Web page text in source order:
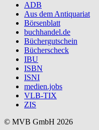
ADB
Aus dem Antiquariat
Börsenblatt
buchhandel.de
Büchergutschein
Bücherscheck
IBU
ISBN
ISNI
medien.jobs
VLB-TIX
ZIS
© MVB GmbH 2026